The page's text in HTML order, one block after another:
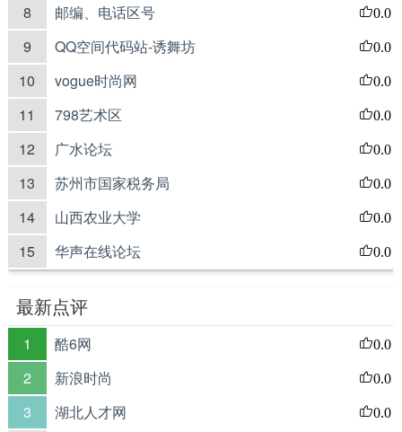
8 邮编、电话区号 0.0
9 QQ空间代码站-诱舞坊 0.0
10 vogue时尚网 0.0
11 798艺术区 0.0
12 广水论坛 0.0
13 苏州市国家税务局 0.0
14 山西农业大学 0.0
15 华声在线论坛 0.0
最新点评
1 酷6网 0.0
2 新浪时尚 0.0
3 湖北人才网 0.0